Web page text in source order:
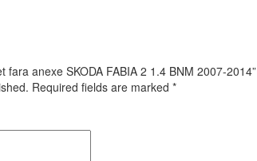
fara anexe SKODA FABIA 2 1.4 BNM 2007-2014”
Required fields are marked *